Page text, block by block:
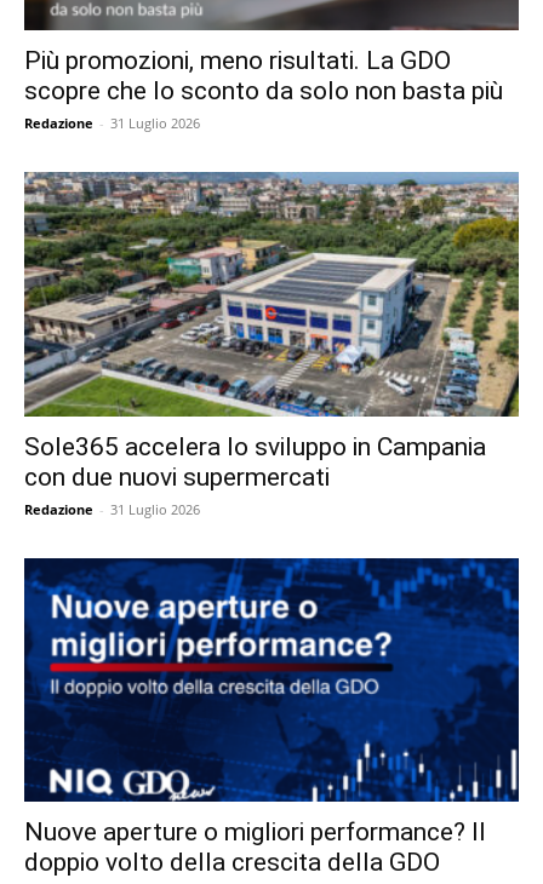
Più promozioni, meno risultati. La GDO
scopre che lo sconto da solo non basta più
Redazione - 31 Luglio 2026
Sole365 accelera lo sviluppo in Campania
con due nuovi supermercati
Redazione - 31 Luglio 2026
Nuove aperture o migliori performance? Il
doppio volto della crescita della GDO